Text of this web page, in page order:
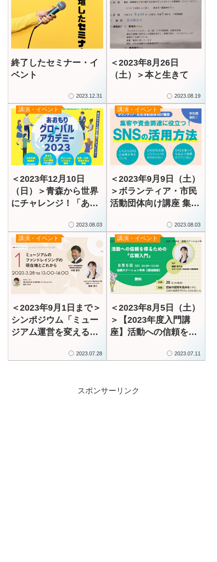
果とはどんなものか」
（文部科学省）
終了したセミナー・イ
ベント
2023.12.31
＜2023年8月26日
（土）＞本と生きて
2023.08.19
講演・イベント
＜2023年12月10日
（日）＞青森から世界
にチャレンジ！「あお
2023.08.03
講演・イベント
＜2023年9月9日（土）
＞ボランティア・市民
活動団体向け講座 集客
「SNSの活用方法」
2023.08.03
講演・イベント
＜2023年9月1日まで＞
シンポジウム「ミュー
ジアム運営を変える新
送 期間限定申し込み
2023.07.28
講演・イベント
＜2023年8月5日（土）
＞【2023年度入門講
座】活動への信頼を得
2023.07.11
スポンサーリンク